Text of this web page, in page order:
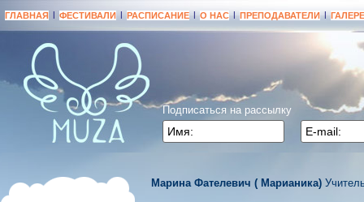
ГЛАВНАЯ | ФЕСТИВАЛИ | РАСПИСАНИЕ | О НАС | ПРЕПОДАВАТЕЛИ |
Подписаться на рассылку
Марина Фателевич ( Марианика)